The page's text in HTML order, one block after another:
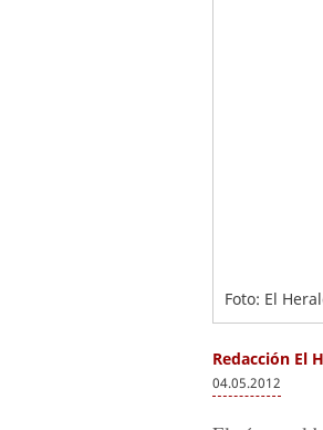
Foto: El
Redacción El
04.05.2012